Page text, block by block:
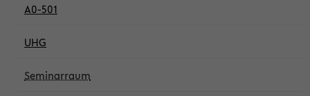
A0-501
UHG
Seminarraum